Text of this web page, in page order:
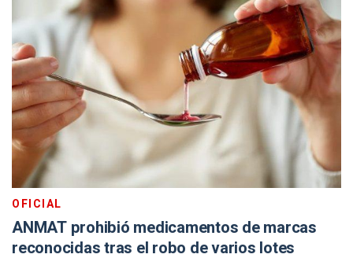
OFICIAL
ANMAT prohibió medicamentos de marcas
reconocidas tras el robo de varios lotes